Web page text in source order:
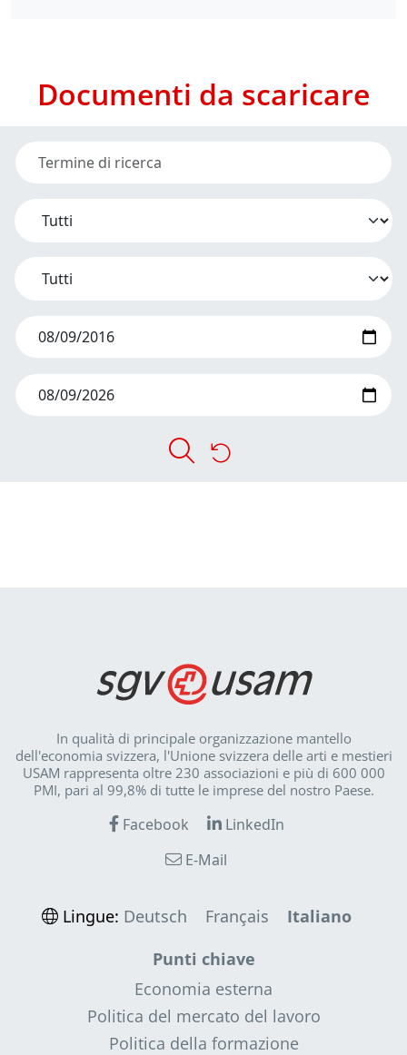
Documenti da scaricare
In qualità di principale organizzazione mantello
dell'economia svizzera, l'Unione svizzera delle arti e mestieri
USAM rappresenta oltre 230 associazioni e più di 600 000
PMI, pari al 99,8% di tutte le imprese del nostro Paese.
Facebook
LinkedIn
E-Mail
Lingue: Deutsch Français
Italiano
Punti chiave
Economia esterna
Politica del mercato del lavoro
Politica della formazione